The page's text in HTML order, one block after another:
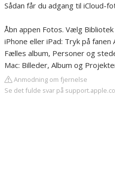
Sådan får du adgang til iCloud-
Åbn appen Fotos. Vælg
iPhone eller iPad: Tryk på
Fælles album, Personer og
Mac: Billeder, Album og
Anmodning om fjernelse
Se det fulde svar på